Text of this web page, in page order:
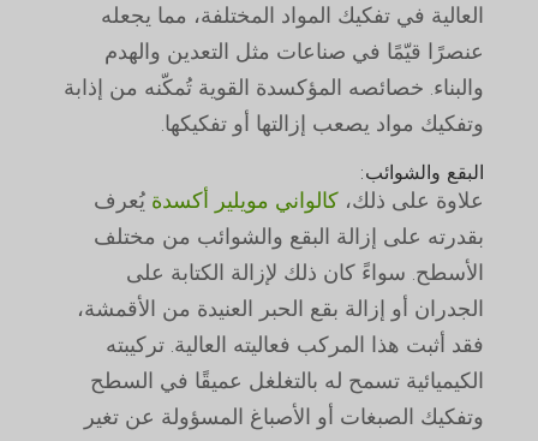
العالية في تفكيك المواد المختلفة، مما يجعله
عنصرًا قيّمًا في صناعات مثل التعدين والهدم
والبناء. خصائصه المؤكسدة القوية تُمكّنه من إذابة
وتفكيك مواد يصعب إزالتها أو تفكيكها.
البقع والشوائب:
علاوة على ذلك، كالواني مويلير أكسدة يُعرف
بقدرته على إزالة البقع والشوائب من مختلف
الأسطح. سواءً كان ذلك لإزالة الكتابة على
الجدران أو إزالة بقع الحبر العنيدة من الأقمشة،
فقد أثبت هذا المركب فعاليته العالية. تركيبته
الكيميائية تسمح له بالتغلغل عميقًا في السطح
وتفكيك الصبغات أو الأصباغ المسؤولة عن تغير